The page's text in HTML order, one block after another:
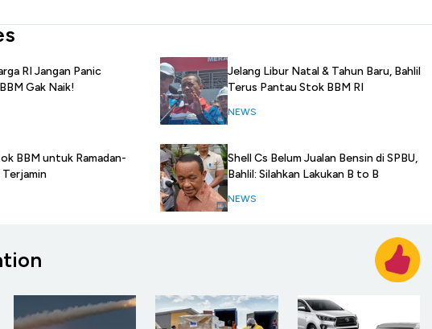
RI Jangan Panic
Gak Naik!
BBM untuk Ramadan-
Jelang Libur Natal & Tahun Baru, Bahlil
Terus Pantau Stok BBM RI
NEWS
Shell Cs Belum Jualan Bensin di SPBU,
Bahlil: Silahkan Lakukan B to B
NEWS